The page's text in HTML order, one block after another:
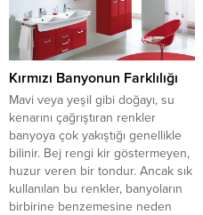
Kırmızı Banyonun Farklılığı
Mavi veya yeşil gibi doğayı, su
kenarını çağrıştıran renkler
banyoya çok yakıştığı genellikle
bilinir. Bej rengi kir göstermeyen,
huzur veren bir tondur. Ancak sık
kullanılan bu renkler, banyoların
birbirine benzemesine neden